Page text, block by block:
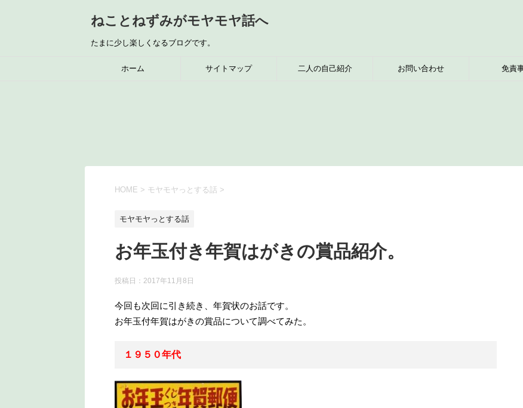
ねことねずみがモヤモヤ話へ
たまに少し楽しくなるブログです。
ホーム サイトマップ 二人の自己紹介 お問い合わせ 免責
HOME > モヤモヤっとする話 >
モヤモヤっとする話
お年玉付き年賀はがきの賞品紹介。
投稿日： 2017年11月8日
今回も次回に引き続き、年賀状のお話です。
お年玉付年賀はがきの賞品について調べてみた。
１９５０年代